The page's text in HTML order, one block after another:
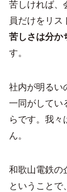
苦しければ、
員だけをリス
苦しさは分か
す。
社内が明るい
一同がしてい
らです。我々
ん。
和歌山電鉄の
ということで